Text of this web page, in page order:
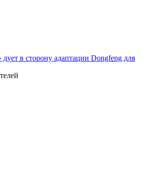
в сторону адаптации Dongfeng для